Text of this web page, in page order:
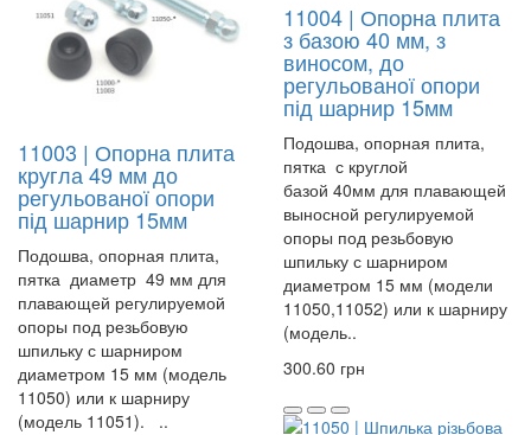
11003 | Опорна плита
кругла 49 мм до
регульованої опори
під шарнир 15мм
Подошва, опорная плита,
пятка диаметр 49 мм для
плавающей регулируемой
опоры под резьбовую
шпильку с шарниром
диаметром 15 мм (модель
11050) или к шарниру
(модель 11051). ..
11004 | Опорна плита
з базою 40 мм, з
виносом, до
регульованої опори
під шарнир 15мм
Подошва, опорная плита,
пятка с круглой
базой 40мм для плавающей
выносной регулируемой
опоры под резьбовую
шпильку с шарниром
диаметром 15 мм (модели
11050,11052) или к шарниру
(модель..
300.60 грн